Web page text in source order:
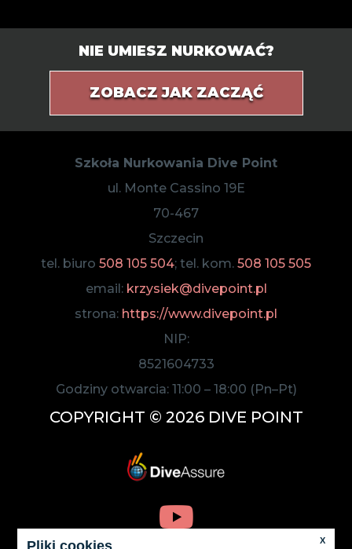
NIE UMIESZ NURKOWAĆ?
ZOBACZ JAK ZACZĄĆ
Szkoła Nurkowania Dive Point
ul. Monte Cassino 19E
70-467
Szczecin
tel. biuro 508 105 504; tel. kom. 508 105 505
email: krzysiek@divepoint.pl
strona: https://www.divepoint.pl
NIP:
8521604733
Godziny otwarcia: 11:00 – 18:00 (Pn–Pt)
COPYRIGHT © 2026 DIVE POINT
X